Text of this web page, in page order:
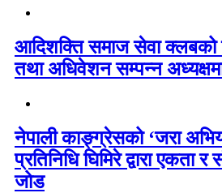
आदिशक्ति समाज सेवा क्लबको
तथा अधिवेशन सम्पन्न
नेपाली काङ्ग्रेसको ‘जरा
प्रतिनिधि घिमिरे द्वारा
जोड